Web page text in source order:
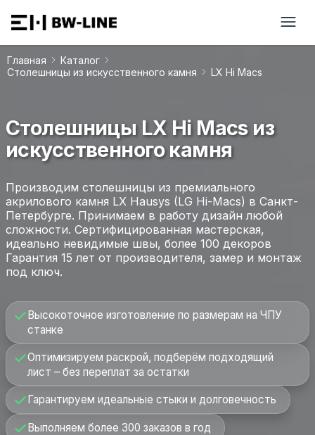
Главная
Каталог
Столешницы из искусственного камня
LX Hi Macs
Столешницы LX Hi Macs из
искусственного камня
Производим столешницы из премиального
акрилового камня LX Hausys (LG Hi-Macs) в Санкт-
Петербурге. Принимаем в работу дизайн любой
сложности. Сертифицированная мастерская,
идеально невидимые швы, более 100 декоров
Гарантия 15 лет от производителя, замер и монтаж
под ключ.
Высокоточное изготовление по размерам на ЧПУ
станке
Оптимизируем раскрой, подберём подходящий
лист – без переплат за остатки
Гарантируем идеальные стыки и долговечность
Выполняем более 300 заказов в год